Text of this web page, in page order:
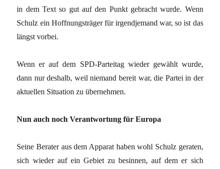
in dem Text so gut auf den Punkt gebracht wurde. Wenn
Schulz ein Hoffnungsträger für irgendjemand war, so ist das
längst vorbei.
Wenn er auf dem SPD-Parteitag wieder gewählt wurde,
dann nur deshalb, weil niemand bereit war, die Partei in der
aktuellen Situation zu übernehmen.
Nun auch noch Verantwortung für Europa
Seine Berater aus dem Apparat haben wohl Schulz geraten,
sich wieder auf ein Gebiet zu besinnen, auf dem er sich